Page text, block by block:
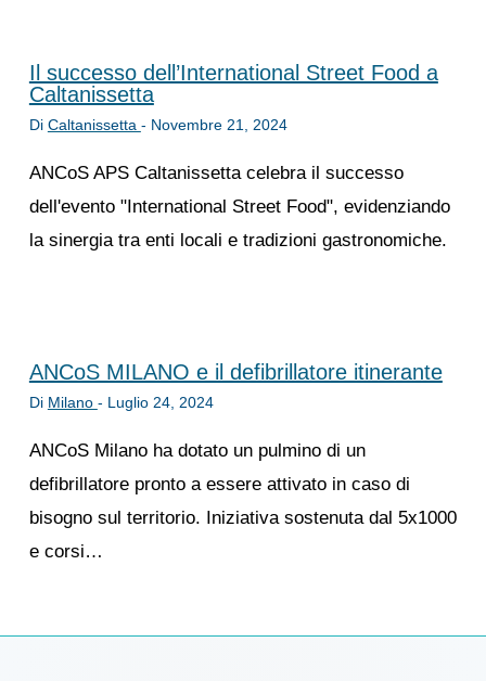
Il successo dell’International Street Food a
Caltanissetta
Di Caltanissetta - Novembre 21, 2024
ANCoS APS Caltanissetta celebra il successo
dell'evento "International Street Food", evidenziando
la sinergia tra enti locali e tradizioni gastronomiche.
ANCoS MILANO e il defibrillatore itinerante
Di Milano - Luglio 24, 2024
ANCoS Milano ha dotato un pulmino di un
defibrillatore pronto a essere attivato in caso di
bisogno sul territorio. Iniziativa sostenuta dal 5x1000
e corsi…